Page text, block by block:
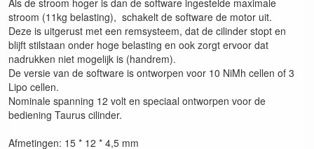
Als de stroom hoger is dan de software ingestelde maximale
stroom (11kg belasting), schakelt de software de motor uit.
Deze is uitgerust met een remsysteem, dat de cilinder stopt en
blijft stilstaan onder hoge belasting en ook zorgt ervoor dat
nadrukken niet mogelijk is (handrem).
De versie van de software is ontworpen voor 10 NiMh cellen of 3
Lipo cellen.
Nominale spanning 12 volt en speciaal ontworpen voor de
bediening Taurus cilinder.
Afmetingen: 15 * 12 * 4,5 mm